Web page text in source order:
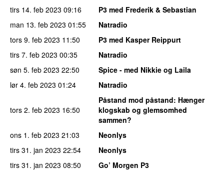
tirs 14. feb 2023 09:16
P3 med Frederik & Sebastian
man 13. feb 2023 01:55
Natradio
tors 9. feb 2023 11:50
P3 med Kasper Reippurt
tirs 7. feb 2023 00:35
Natradio
søn 5. feb 2023 22:50
Spice - med Nikkie og Laila
lør 4. feb 2023 01:24 Natradio
tors 2. feb 2023 16:50
Påstand mod påstand: Hænger
klogskab og glemsomhed
sammen?
ons 1. feb 2023 21:03
Neonlys
tirs 31. jan 2023 22:54
Neonlys
tirs 31. jan 2023 08:50
Go’ Morgen P3